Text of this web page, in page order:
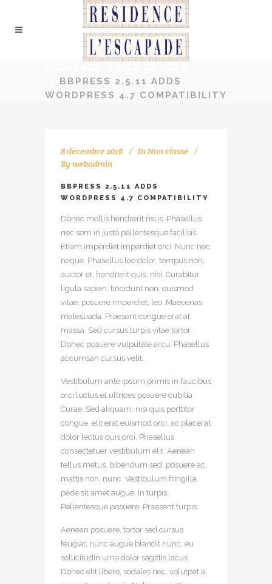
BBPRESS 2.5.11 ADDS
WORDPRESS 4.7 COMPATIBILITY
8 décembre 2016 InNon classé
Bywebadmin
BBPRESS 2.5.11 ADDS
WORDPRESS 4.7 COMPATIBILITY
Donec mollis hendrerit risus. Phasellus
nec sem in justo pellentesque facilisis.
Etiam imperdiet imperdiet orci. Nunc nec
neque. Phasellus leo dolor, tempus non,
auctor et, hendrerit quis, nisi. Curabitur
ligula sapien, tincidunt non, euismod
vitae, posuere imperdiet, leo. Maecenas
malesuada. Praesent congue erat at
massa. Sed cursus turpis vitae tortor.
Donec posuere vulputate arcu. Phasellus
accumsan cursus velit.
Vestibulum ante ipsum primis in faucibus
orci luctus et ultrices posuere cubilia
Curae; Sed aliquam, nisi quis porttitor
congue, elit erat euismod orci, ac placerat
dolor lectus quis orci. Phasellus
consectetuer vestibulum elit. Aenean
tellus metus, bibendum sed, posuere ac,
mattis non, nunc. Vestibulum fringilla
pede sit amet augue. In turpis.
Pellentesque posuere. Praesent turpis.
Aenean posuere, tortor sed cursus
feugiat, nunc augue blandit nunc, eu
sollicitudin urna dolor sagittis lacus.
Donec elit libero, sodales nec, volutpat a,